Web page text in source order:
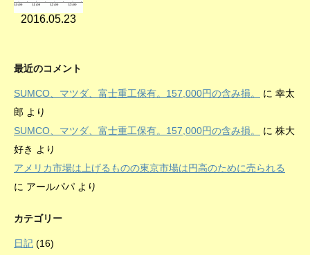
2016.05.23
最近のコメント
SUMCO、マツダ、富士重工保有。157,000円の含み損。 に 幸太
郎 より
SUMCO、マツダ、富士重工保有。157,000円の含み損。
に 株大
好き より
アメリカ市場は上げるものの東京市場は円高のために売られる
に アールパパ より
カテゴリー
日記 (16)